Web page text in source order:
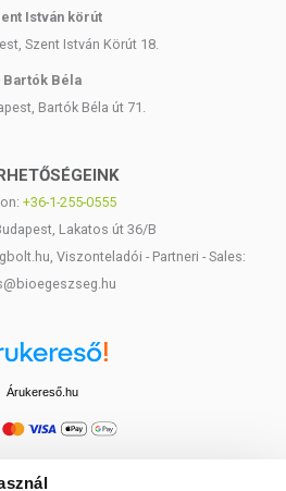
István körút
Szent István Körút 18.
Bartók Béla
Bartók Béla út 71.
+36-1-255-0555
Lakatos út 36/B
Viszonteladói - Partneri - Sales:
Árukereső.hu